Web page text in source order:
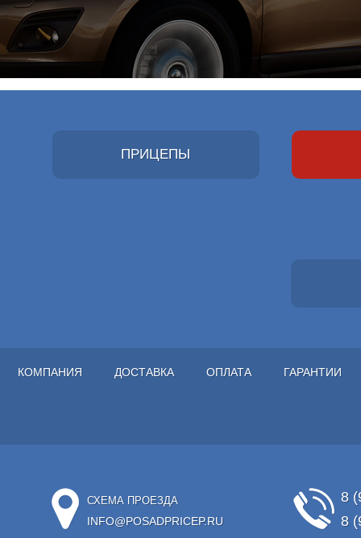
ПРИЦЕПЫ
КОМПАНИЯ ДОСТАВКА ОПЛАТА ГАРАНТИИ
СХЕМА ПРОЕЗДА
INFO@POSADPRICEP.RU
8
8